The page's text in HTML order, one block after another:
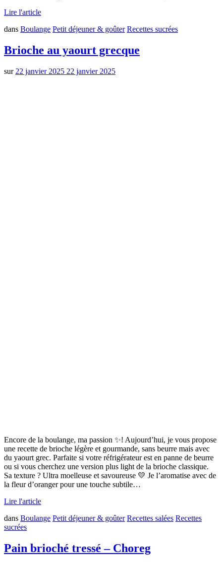
Lire l'article
dans Boulange Petit déjeuner & goûter Recettes sucrées
Brioche au yaourt grecque
sur 22 janvier 2025 22 janvier 2025
Encore de la boulange, ma passion ✨! Aujourd’hui, je vous propose
une recette de brioche légère et gourmande, sans beurre mais avec
du yaourt grec. Parfaite si votre réfrigérateur est en panne de beurre
ou si vous cherchez une version plus light de la brioche classique.
Sa texture ? Ultra moelleuse et savoureuse 💛 Je l’aromatise avec de
la fleur d’oranger pour une touche subtile…
Lire l'article
dans Boulange Petit déjeuner & goûter Recettes salées Recettes
sucrées
Pain brioché tressé – Choreg